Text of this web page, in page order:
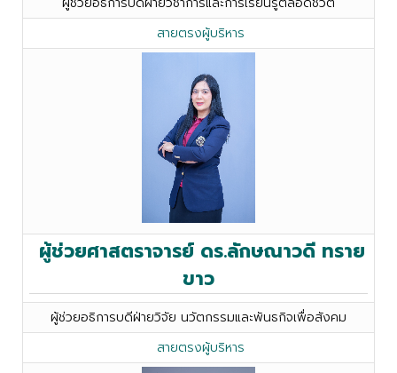
สายตรงผู้บริหาร
ผู้ช่วยศาสตราจารย์ ดร.ลักษณาวดี ทราย
ขาว
ผู้ช่วยอธิการบดีฝ่ายวิจัย นวัตกรรมและพันธกิจเพื่อสังคม
สายตรงผู้บริหาร